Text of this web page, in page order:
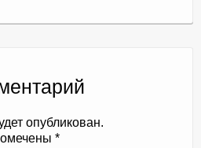
опубликован.
*